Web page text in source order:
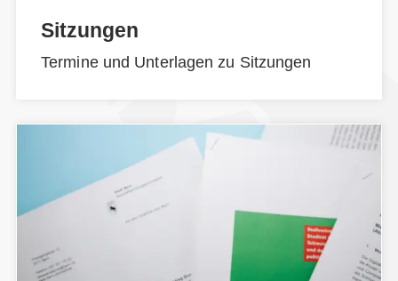
Sitzungen
Termine und Unterlagen zu Sitzungen